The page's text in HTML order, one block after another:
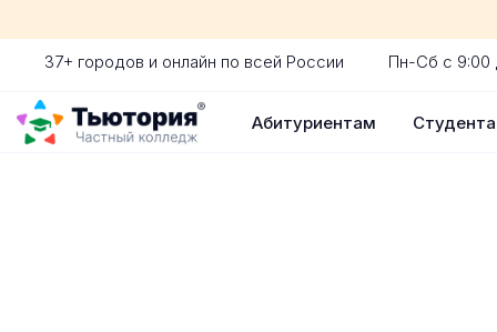
37+ городов и онлайн по всей России Пн-Сб с 9:00
Абитуриентам